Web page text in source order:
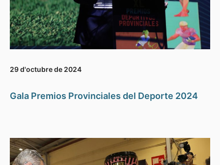
29 d'octubre de 2024
Gala Premios Provinciales del Deporte 2024